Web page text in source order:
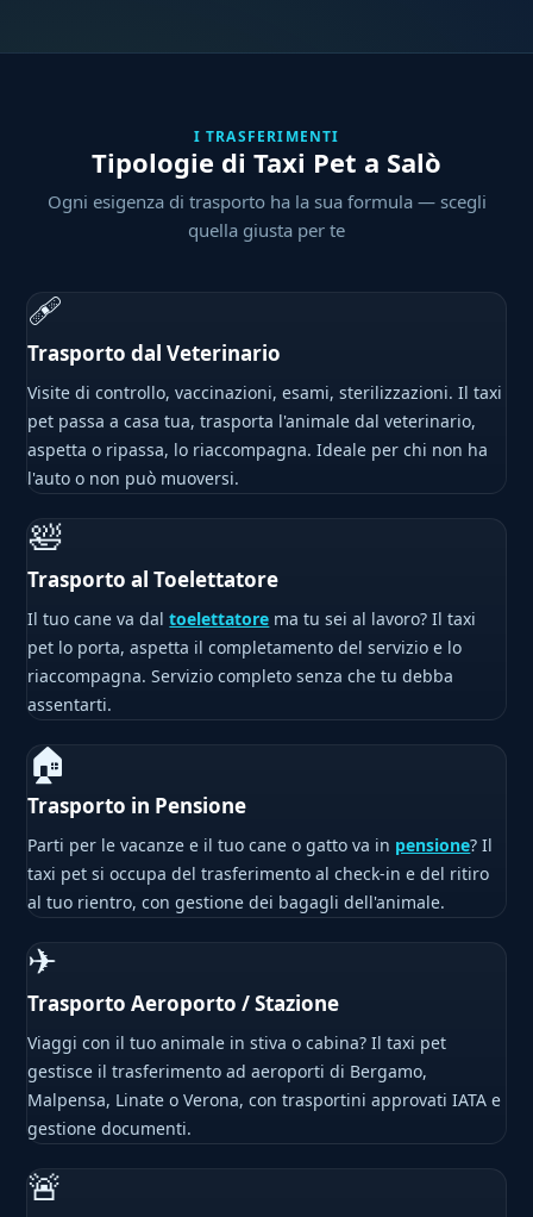
I TRASFERIMENTI
Tipologie di Taxi Pet a Salò
Ogni esigenza di trasporto ha la sua formula — scegli
quella giusta per te
🩹
Trasporto dal Veterinario
Visite di controllo, vaccinazioni, esami, sterilizzazioni. Il taxi
pet passa a casa tua, trasporta l'animale dal veterinario,
aspetta o ripassa, lo riaccompagna. Ideale per chi non ha
l'auto o non può muoversi.
🛀
Trasporto al Toelettatore
Il tuo cane va daltoelettatore ma tu sei al lavoro? Il taxi
pet lo porta, aspetta il completamento del servizio e lo
riaccompagna. Servizio completo senza che tu debba
assentarti.
🏠
Trasporto in Pensione
Parti per le vacanze e il tuo cane o gatto va in pensione? Il
taxi pet si occupa del trasferimento al check-in e del ritiro
al tuo rientro, con gestione dei bagagli dell'animale.
✈
Trasporto Aeroporto / Stazione
Viaggi con il tuo animale in stiva o cabina? Il taxi pet
gestisce il trasferimento ad aeroporti di Bergamo,
Malpensa, Linate o Verona, con trasportini approvati IATA e
gestione documenti.
🚨